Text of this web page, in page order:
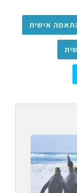
אישית